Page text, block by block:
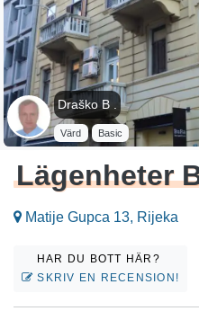
Draško B .
Värd Basic
Lägenheter
Matije Gupca 13, Rijeka
HAR DU BOTT HÄR?
SKRIV EN RECENSION!